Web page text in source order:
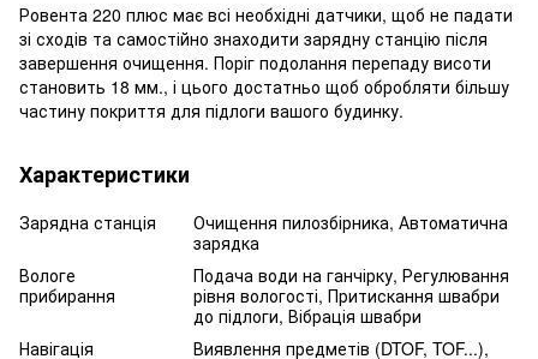
Ровента 220 плюс має всі необхідні датчики, щоб не падати
зі сходів та самостійно знаходити зарядну станцію після
завершення очищення. Поріг подолання перепаду висоти
становить 18 мм., і цього достатньо щоб обробляти більшу
частину покриття для підлоги вашого будинку.
Характеристики
Зарядна станція
Очищення пилозбірника, Автоматична
зарядка
Вологе
прибирання
Подача води на ганчірку, Регулювання
рівня вологості, Притискання швабри
до підлоги, Вібрація швабри
Навігація
Виявлення предметів (DTOF, TOF...),